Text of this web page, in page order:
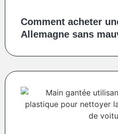
Comment acheter
Allemagne sans